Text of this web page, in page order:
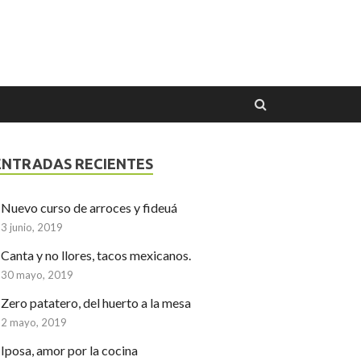
RECIENTES
Nuevo curso de arroces y fideuá
3 junio, 2019
Canta y no llores, tacos mexicanos.
30 mayo, 2019
Zero patatero, del huerto a la mesa
2 mayo, 2019
Iposa, amor por la cocina